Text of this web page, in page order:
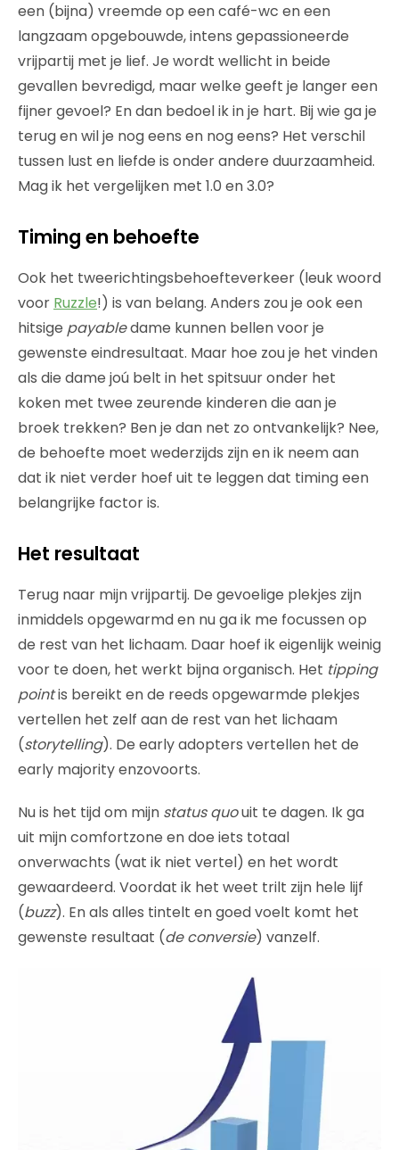
een (bijna) vreemde op een café-wc en een
langzaam opgebouwde, intens gepassioneerde
vrijpartij met je lief. Je wordt wellicht in beide
gevallen bevredigd, maar welke geeft je langer een
fijner gevoel? En dan bedoel ik in je hart. Bij wie ga je
terug en wil je nog eens en nog eens? Het verschil
tussen lust en liefde is onder andere duurzaamheid.
Mag ik het vergelijken met 1.0 en 3.0?
Timing en behoefte
Ook het tweerichtingsbehoefteverkeer (leuk woord
voor Ruzzle!) is van belang. Anders zou je ook een
hitsige payabledame kunnen bellen voor je
gewenste eindresultaat. Maar hoe zou je het vinden
als die dame joú belt in het spitsuur onder het
koken met twee zeurende kinderen die aan je
broek trekken? Ben je dan net zo ontvankelijk? Nee,
de behoefte moet wederzijds zijn en ik neem aan
dat ik niet verder hoef uit te leggen dat timing een
belangrijke factor is.
Het resultaat
Terug naar mijn vrijpartij. De gevoelige plekjes zijn
inmiddels opgewarmd en nu ga ik me focussen op
de rest van het lichaam. Daar hoef ik eigenlijk weinig
voor te doen, het werkt bijna organisch. Het tipping
pointis bereikt en de reeds opgewarmde plekjes
vertellen het zelf aan de rest van het lichaam
(storytelling). De early adopters vertellen het de
early majority enzovoorts.
Nu is het tijd om mijn status quouit te dagen. Ik ga
uit mijn comfortzone en doe iets totaal
onverwachts (wat ik niet vertel) en het wordt
gewaardeerd. Voordat ik het weet trilt zijn hele lijf
(buzz). En als alles tintelt en goed voelt komt het
gewenste resultaat (de conversie) vanzelf.